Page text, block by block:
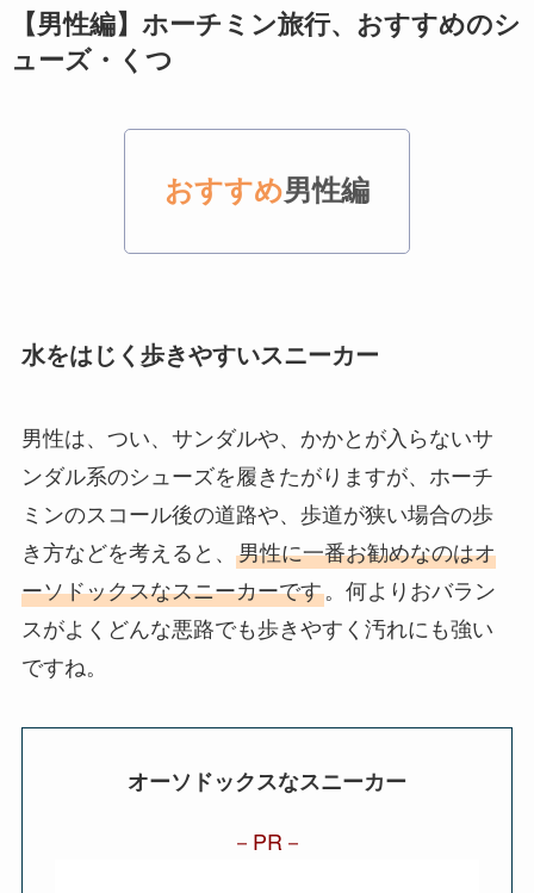
【男性編】ホーチミン旅行、おすすめのシ
ューズ・くつ
おすすめ男性編
水をはじく歩きやすいスニーカー
男性は、つい、サンダルや、かかとが入らないサ
ンダル系のシューズを履きたがりますが、ホーチ
ミンのスコール後の道路や、歩道が狭い場合の歩
き方などを考えると、 男性に一番お勧めなのはオ
ーソドックスなスニーカーです。何よりおバラン
スがよくどんな悪路でも歩きやすく汚れにも強い
ですね。
オーソドックスなスニーカー
PR